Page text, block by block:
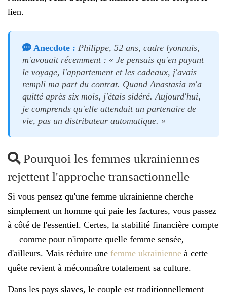
lien.
Anecdote : Philippe, 52 ans, cadre lyonnais,
m'avouait récemment : « Je pensais qu'en payant
le voyage, l'appartement et les cadeaux, j'avais
rempli ma part du contrat. Quand Anastasia m'a
quitté après six mois, j'étais sidéré. Aujourd'hui,
je comprends qu'elle attendait un partenaire de
vie, pas un distributeur automatique. »
Pourquoi les femmes ukrainiennes
rejettent l'approche transactionnelle
Si vous pensez qu'une femme ukrainienne cherche
simplement un homme qui paie les factures, vous passez
à côté de l'essentiel. Certes, la stabilité financière compte
— comme pour n'importe quelle femme sensée,
d'ailleurs. Mais réduire une femme ukrainienne à cette
quête revient à méconnaître totalement sa culture.
Dans les pays slaves, le couple est traditionnellement